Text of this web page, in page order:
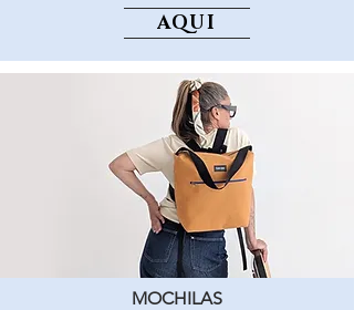
AQUÍ
MOCHILAS